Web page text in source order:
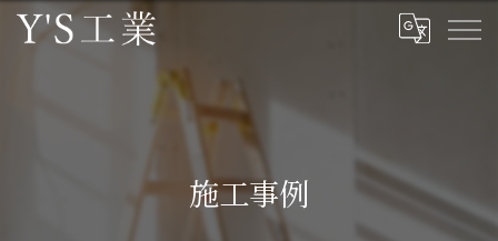
施工事例